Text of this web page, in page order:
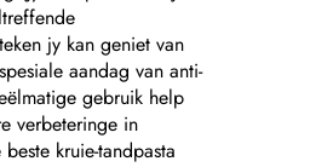
jy kan geniet van
aandag van anti-
gebruik help
verbeteringe in
kruie-tandpasta